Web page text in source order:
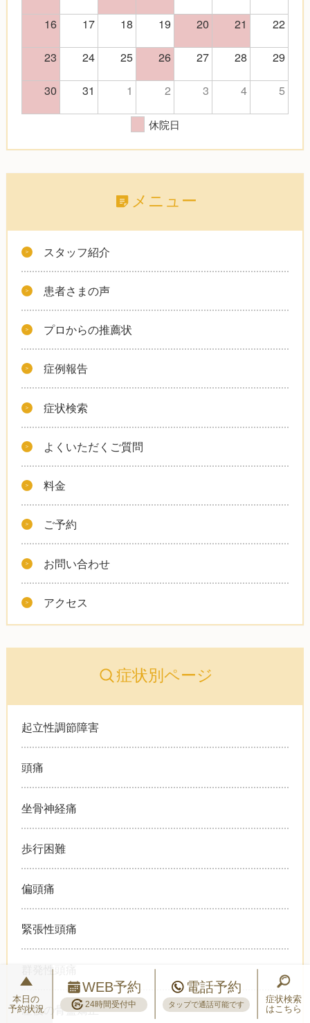
16
17 18 19 20 21
22
23
24 25 26 27 28
29
30
31 1 2 3 4 5
休院日
メニュー
スタッフ紹介
患者さまの声
プロからの推薦状
症例報告
症状検索
よくいただくご質問
料金
ご予約
お問い合わせ
アクセス
症状別ページ
起立性調節障害
頭痛
坐骨神経痛
歩行困難
偏頭痛
緊張性頭痛
群発性頭痛
産後の骨盤矯正
本日の
予約状況
WEB予約
24時間受付中
電話予約
タップで通話可能です
症状検索
はこちら